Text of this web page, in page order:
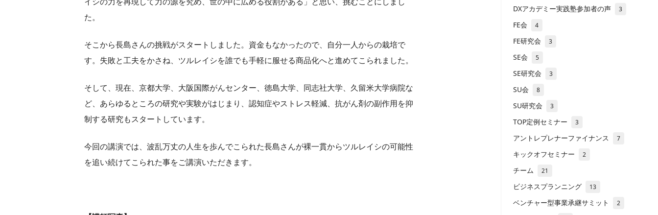
た。
そこから長島さんの挑戦がスタートしました。資金もなかったので、自分一人からの栽培で
す。失敗と工夫をかさね、ツルレイシを誰でも手軽に服せる商品化へと進めてこられました。
そして、現在、京都大学、大阪国際がんセンター、徳島大学、同志社大学、久留米大学病院な
ど、あらゆるところの研究や実験がはじまり、認知症やストレス軽減、抗がん剤の副作用を抑
制する研究もスタートしています。
今回の講演では、波乱万丈の人生を歩んでこられた長島さんが裸一貫からツルレイシの可能性
を追い続けてこられた事をご講演いただきます。
DXアカデミー実践塾参加者の声 3
FE会 4
FE研究会 3
SE会 5
SE研究会 3
SU会 8
SU研究会 3
TOP定例セミナー 3
アントレプレナーファイナンス 7
キックオフセミナー 2
チーム 21
ビジネスプランニング 13
ベンチャー型事業承継サミット 2